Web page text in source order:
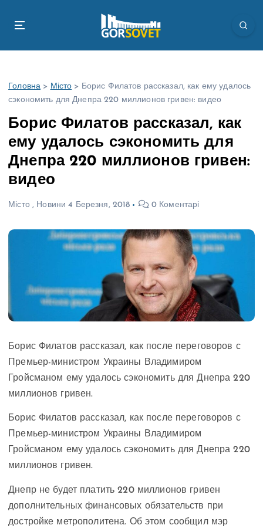
Головна > Місто > Борис Филатов рассказал, как ему удалось
сэкономить для Днепра 220 миллионов гривен: видео
Борис Филатов рассказал, как
ему удалось сэкономить для
Днепра 220 миллионов гривен:
видео
Місто, Новини 4 Березня, 2018 0 Коментарі
Борис Филатов рассказал, как после переговоров с
Премьер-министром Украины Владимиром
Гройсманом ему удалось сэкономить для Днепра 220
миллионов гривен.
Борис Филатов рассказал, как после переговоров с
Премьер-министром Украины Владимиром
Гройсманом ему удалось сэкономить для Днепра 220
миллионов гривен.
Днепр не будет платить 220 миллионов гривен
дополнительных финансовых обязательств при
достройке метрополитена. Об этом сообщил мэр